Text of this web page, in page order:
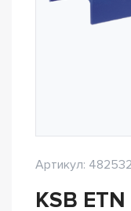
Артикул:
KSB